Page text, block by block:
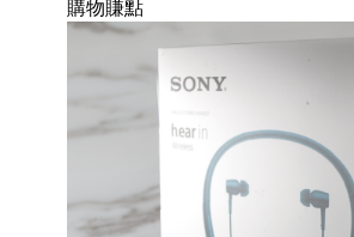
購物賺點